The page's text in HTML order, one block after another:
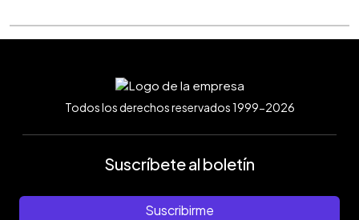
Todos los derechos reservados 1999-2026
Suscríbete al boletín
Suscribirme